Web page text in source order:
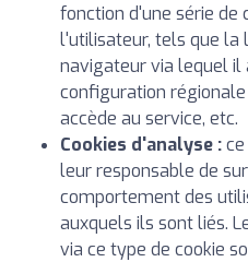
fonction d'une série de
l'utilisateur, tels que la
navigateur via lequel il
configuration
accède au service, etc.
Cookies d'analyse :
leur responsable de
comportement des
auxquels ils sont liés.
via ce type de cookie